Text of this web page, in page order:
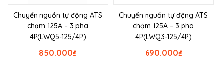
Chuyển nguồn tự động ATS
chậm 125A – 3 pha
4P(LWQ5-125/4P)
₫
850.000
Chuyển nguồn tự động ATS
chậm 125A – 3 pha
4P(LWQ3-125/4P)
₫
690.000